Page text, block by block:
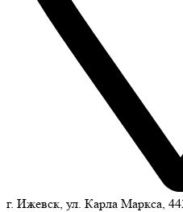
г. Ижевск, ул. Карла Маркса,